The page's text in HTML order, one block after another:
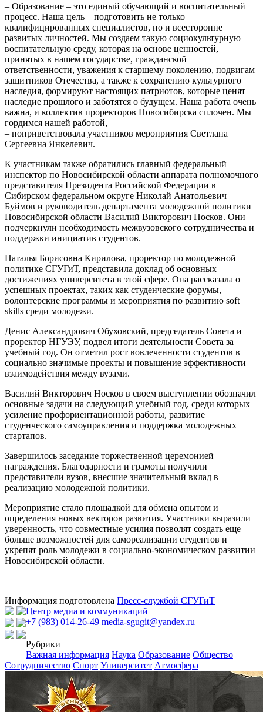
– Образование – это единый обучающий и воспитательный
процесс. Наша цель – подготовить не только
квалифицированных специалистов, но и всесторонне
развитых личностей. Мы создаем такую социокультурную
воспитательную среду, которая на основе ценностей,
принятых в нашем государстве, гражданской
ответственности, уважения к старшему поколению, подвигам
защитников Отечества, а также к сохранению культурного
наследия, формируют настоящих патриотов, которые ценят
наследие прошлого и заботятся о будущем. Наша работа очень
важна, и коллектив проректоров Новосибирска сплочен. Мы
гордимся нашей работой,
– поприветствовала участников мероприятия Светлана
Сергеевна Янкелевич.
К участникам также обратились главный федеральный
инспектор по Новосибирской области аппарата полномочного
представителя Президента Российской Федерации в
Сибирском федеральном округе Николай Анатольевич
Буймов и руководитель департамента молодежной политики
Новосибирской области Василий Викторович Носков. Они
подчеркнули необходимость межвузовского сотрудничества и
поддержки инициатив студентов.
Наталья Борисовна Кирилова, проректор по молодежной
политике СГУГиТ, представила доклад об основных
достижениях университета в этой сфере. Она рассказала о
успешных проектах, таких как студенческие форумы,
волонтерские программы и мероприятия по развитию soft
skills среди молодежи.
Денис Александрович Обуховский, председатель Совета и
проректор НГУЭУ, подвел итоги деятельности Совета за
учебный год. Он отметил рост вовлеченности студентов в
социально значимые проекты и повышение эффективности
взаимодействия между вузами.
Василий Викторович Носков в своем выступлении обозначил
основные задачи на следующий учебный год, среди которых –
усиление профориентационной работы, развитие
студенческого самоуправления и поддержка молодежных
стартапов.
Завершилось заседание торжественной церемонией
награждения. Благодарности и грамоты получили
представители вузов, внесшие значительный вклад в
реализацию молодежной политики.
Мероприятие стало площадкой для обмена опытом и
определения новых векторов развития. Участники выразили
уверенность, что совместные усилия позволят создать еще
больше возможностей для самореализации студентов и
укрепят роль молодежи в социально-экономическом развитии
Новосибирской области.
Информация подготовлена Пресс-службой СГУГиТ
Центр медиа и коммуникаций
+7 (983) 014-26-49 media-sgugit@yandex.ru
Рубрики
Важная информация Наука Образование Общество
Сотрудничество Спорт Университет Атмосфера